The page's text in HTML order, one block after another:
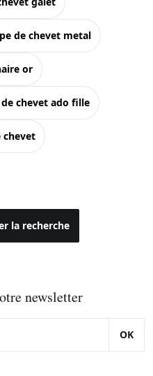
de chevet metal
or
de chevet ado fille
chevet
la recherche
newsletter
OK